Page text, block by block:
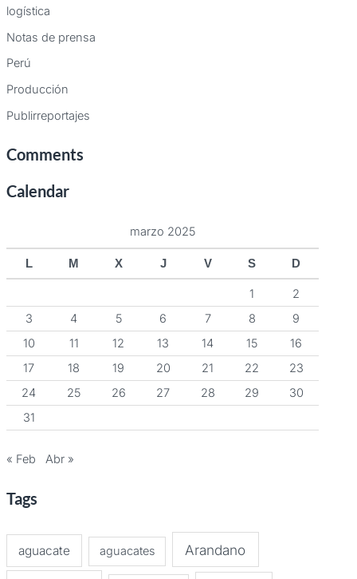
logística
Notas de prensa
Perú
Producción
Publirreportajes
Comments
Calendar
marzo 2025
L M X J V S D
1
2
3
4 5 6 7 8
9
10
11 12 13 14 15
16
17
18 19 20 21 22
23
24
25 26 27 28 29
30
31
« Feb Abr »
Tags
aguacate aguacates Arandano